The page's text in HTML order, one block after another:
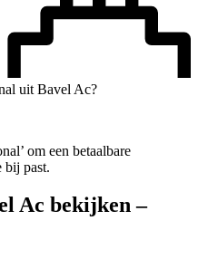
uit Bavel Ac?
om een betaalbare
bij past.
Ac bekijken –